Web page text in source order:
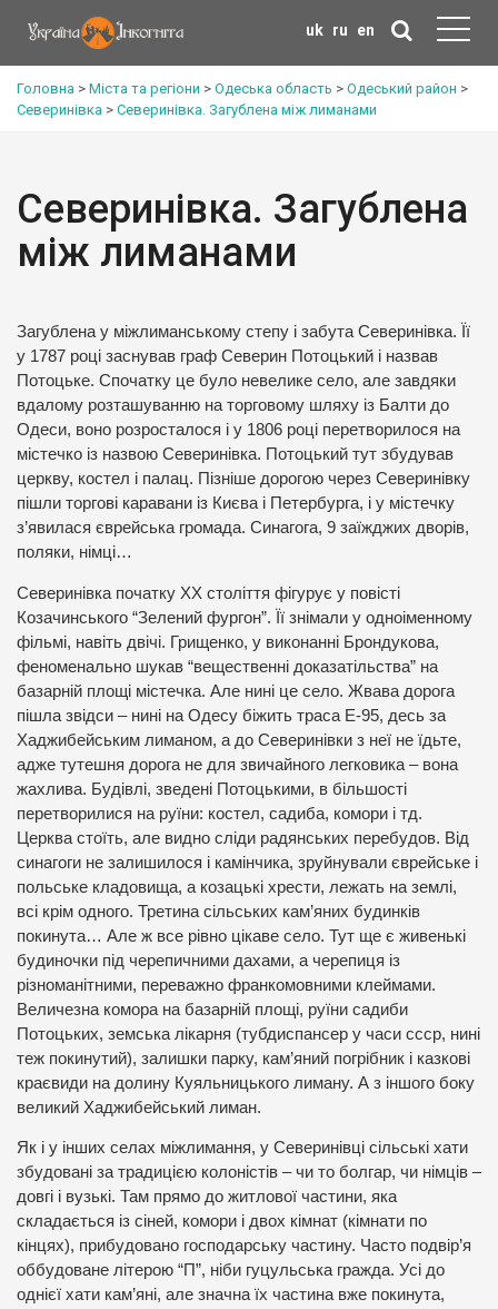
uk ru en
Головна > Міста та регіони > Одеська область > Одеський район >
Северинівка > Северинівка. Загублена між лиманами
Северинівка. Загублена
між лиманами
Загублена у міжлиманському степу і забута Северинівка. Її
у 1787 році заснував граф Северин Потоцький і назвав
Потоцьке. Спочатку це було невелике село, але завдяки
вдалому розташуванню на торговому шляху із Балти до
Одеси, воно розросталося і у 1806 році перетворилося на
містечко із назвою Северинівка. Потоцький тут збудував
церкву, костел і палац. Пізніше дорогою через Северинівку
пішли торгові каравани із Києва і Петербурга, і у містечку
з’явилася єврейська громада. Синагога, 9 заїжджих дворів,
поляки, німці…
Северинівка початку ХХ століття фігурує у повісті
Козачинського “Зелений фургон”. Її знімали у одноіменному
фільмі, навіть двічі. Грищенко, у виконанні Брондукова,
феноменально шукав “вещественні доказатільства” на
базарній площі містечка. Але нині це село. Жвава дорога
пішла звідси – нині на Одесу біжить траса Е-95, десь за
Хаджибейським лиманом, а до Северинівки з неї не їдьте,
адже тутешня дорога не для звичайного легковика – вона
жахлива. Будівлі, зведені Потоцькими, в більшості
перетворилися на руїни: костел, садиба, комори і тд.
Церква стоїть, але видно сліди радянських перебудов. Від
синагоги не залишилося і камінчика, зруйнували єврейське і
польське кладовища, а козацькі хрести, лежать на землі,
всі крім одного. Третина сільських кам’яних будинків
покинута… Але ж все рівно цікаве село. Тут ще є живенькі
будиночки під черепичними дахами, а черепиця із
різноманітними, переважно франкомовними клеймами.
Величезна комора на базарній площі, руїни садиби
Потоцьких, земська лікарня (тубдиспансер у часи ссср, нині
теж покинутий), залишки парку, кам’яний погрібник і казкові
краєвиди на долину Куяльницького лиману. А з іншого боку
великий Хаджибейський лиман.
Як і у інших селах міжлимання, у Северинівці сільські хати
збудовані за традицією колоністів – чи то болгар, чи німців –
довгі і вузькі. Там прямо до житлової частини, яка
складається із сіней, комори і двох кімнат (кімнати по
кінцях), прибудовано господарську частину. Часто подвір’я
оббудоване літерою “П”, ніби гуцульська гражда. Усі до
однієї хати кам’яні, але значна їх частина вже покинута,